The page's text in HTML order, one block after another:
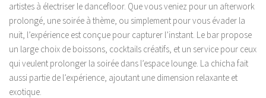
artistes à électriser le dancefloor. Que vous veniez pour un afterwork
prolongé, une soirée à thème, ou simplement pour vous évader la
nuit, l’expérience est conçue pour capturer l’instant. Le bar propose
un large choix de boissons, cocktails créatifs, et un service pour ceux
qui veulent prolonger la soirée dans l’espace lounge. La chicha fait
aussi partie de l’expérience, ajoutant une dimension relaxante et
exotique.